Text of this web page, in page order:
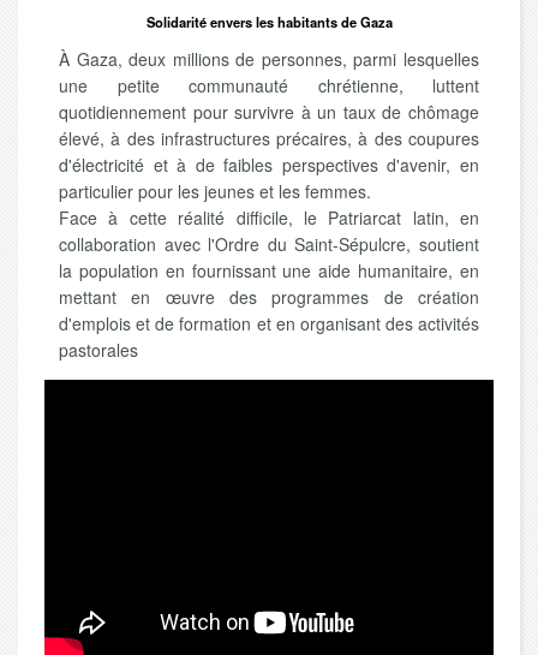
Solidarité envers les habitants de Gaza
À Gaza, deux millions de personnes, parmi lesquelles
une petite communauté chrétienne, luttent
quotidiennement pour survivre à un taux de chômage
élevé, à des infrastructures précaires, à des coupures
d'électricité et à de faibles perspectives d'avenir, en
particulier pour les jeunes et les femmes.
Face à cette réalité difficile, le Patriarcat latin, en
collaboration avec l'Ordre du Saint-Sépulcre, soutient
la population en fournissant une aide humanitaire, en
mettant en œuvre des programmes de création
d'emplois et de formation et en organisant des activités
pastorales